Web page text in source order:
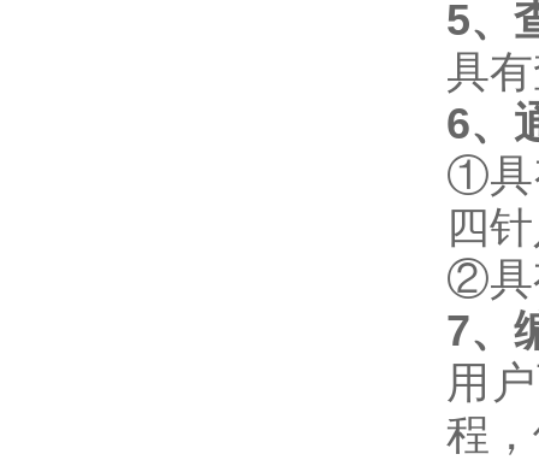
5、
具
6、
①具
四
②具
7、
用
程